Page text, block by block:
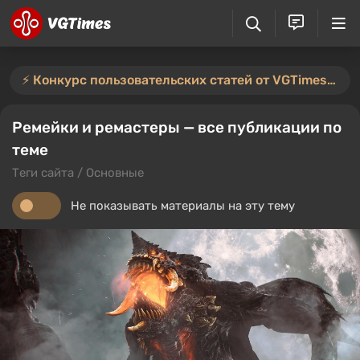
⚡️ Конкурс пользовательских статей от VGTimes продлён — участвуйте тут ⚡️
Ремейки и ремастеры — все публикации по
теме
Теги сайта / Основные
Не показывать материалы на эту тему